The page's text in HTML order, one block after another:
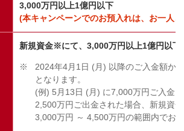
3,000万円以上1億円以下
(本キャンペーンでのお預入れは、お一人
新規資金※にて、3,000万円以上1億円以下
※
2024年4月1日 (月) 以降のご入金額か
となります。
(例) 5月13日 (月) に7,000万円ご入金
2,500万円ご出金された場合、新規資
3,000万円 ～ 4,500万円の範囲内でお